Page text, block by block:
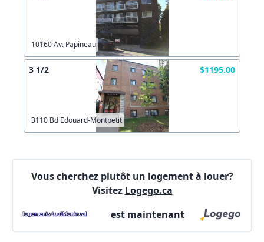
10160 Av. Papineau
3 1/2 $1195.00
3110 Bd Edouard-Montpetit
Vous cherchez plutôt un logement à louer?
Visitez Logego.ca
est maintenant